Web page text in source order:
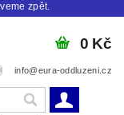
zpět.
info@eura-oddluzeni.cz
0 Kč